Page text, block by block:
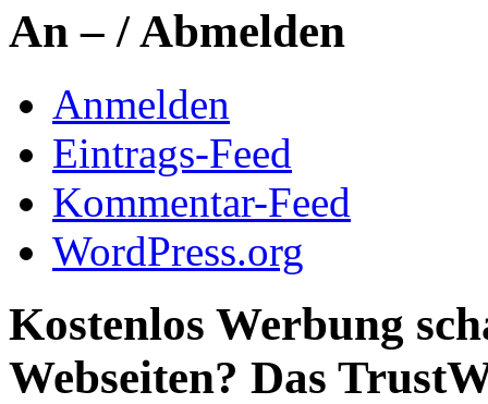
An – / Abmelden
Anmelden
Eintrags-Feed
Kommentar-Feed
WordPress.org
Kostenlos Werbung
Webseiten? Das